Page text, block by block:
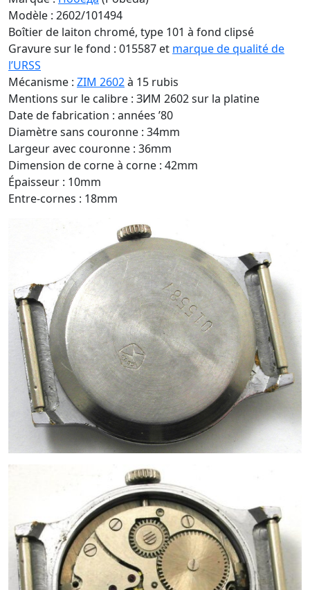
Modèle : 2602/101494
Boîtier de laiton chromé, type 101 à fond clipsé
Gravure sur le fond : 015587 et marque de qualité de
l’URSS
Mécanisme : ZIM 2602à 15 rubis
Mentions sur le calibre : ЗИМ 2602 sur la platine
Date de fabrication : années ’80
Diamètre sans couronne : 34mm
Largeur avec couronne : 36mm
Dimension de corne à corne : 42mm
Épaisseur : 10mm
Entre-cornes : 18mm